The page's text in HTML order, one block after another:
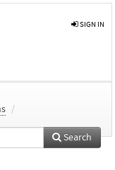
SIGN IN
/
Search